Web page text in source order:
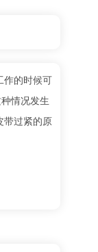
作的时候可
情况发生
带过紧的原